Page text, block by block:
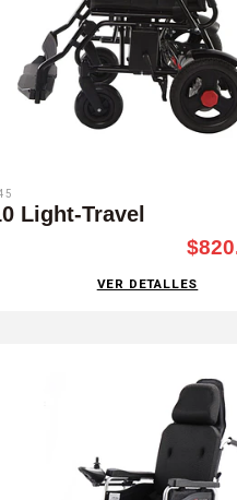
Light-Travel
VER DETALLES